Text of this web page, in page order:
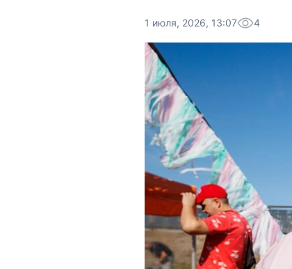
1 июля, 2026, 13:07 4